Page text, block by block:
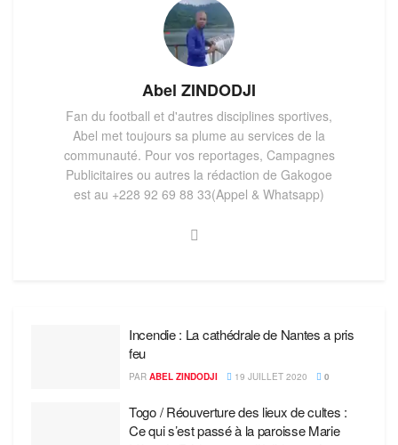
Abel ZINDODJI
Fan du football et d'autres disciplines sportives,
Abel met toujours sa plume au services de la
communauté. Pour vos reportages, Campagnes
Publicitaires ou autres la rédaction de Gakogoe
est au +228 92 69 88 33(Appel & Whatsapp)
Incendie : La cathédrale de Nantes a pris
feu
PAR ABEL ZINDODJI 19 JUILLET 2020 0
Togo / Réouverture des lieux de cultes :
Ce qui s’est passé à la paroisse Marie